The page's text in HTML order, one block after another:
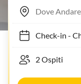
Check-in-